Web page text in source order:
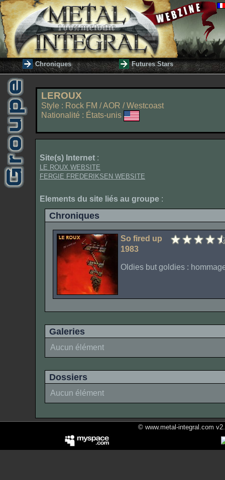
Chroniques Futures Stars
LEROUX
Style : Rock FM / AOR / Westcoast
Nationalité : États-unis
Site(s) Internet :
LE ROUX WEBSITE
FERGIE FREDERIKSEN WEBSITE
Elements du site liés au groupe :
Chroniques
So fired up
1983
Oldies but goldies :
Galeries
Aucun élément
Dossiers
Aucun élément
© www.metal-integral.com